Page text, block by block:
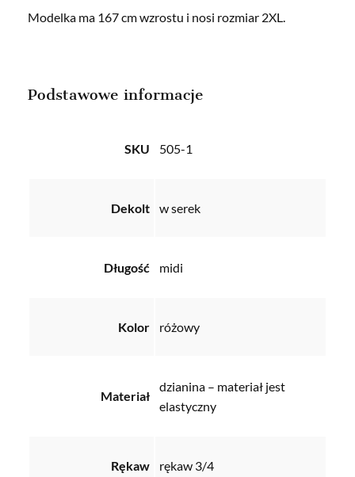
Modelka ma 167 cm wzrostu i nosi rozmiar 2XL.
Podstawowe informacje
SKU 505-1
Dekolt w serek
Długość midi
Kolor różowy
Materiał
dzianina – materiał jest
elastyczny
Rękaw rękaw 3/4